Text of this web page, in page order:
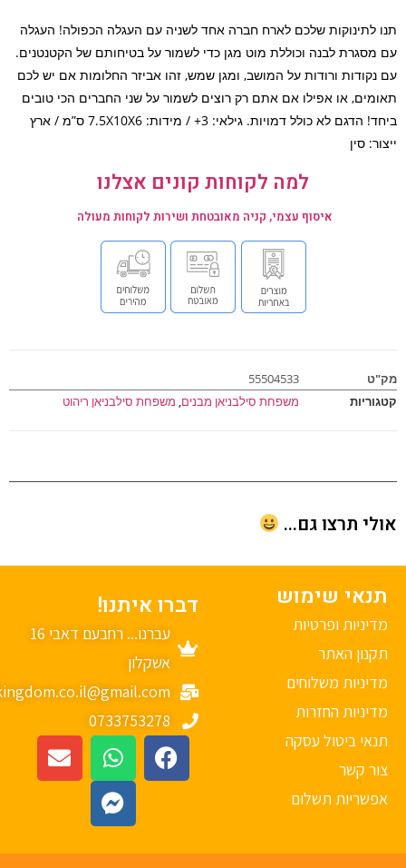
לתינוקות שלכם לארח חברה אחד לשניה עם העגלה הכפולה! העגלה
לבנה וכוללת מוט מגן כדי לשמור על בטיחותם של הקטנטנים.
ורודות על המושב, ומגן שמש, זהו אביזר החלומות אם יש לכם
או אפילו אם אתם רק רוצים לשמור על שני החברים הכי טובים
ביחד! הדגם לא כולל דמויות. גילאי: 3+ / מידות: 7.5X10X6 ס”מ / ארץ
סין
למה לקוחות קונים אצלנו
איסוף עצמי, קניה מאובטחת ושירות לקוחות מעולה
55504533
משפחת סילבניאן מבנים,משפחת סילבניאן ריהוט
תרצו גם...
שימוש
ופרטיות
האתר
משלוחים
החזרות
ביטול עסקה
קשר
תשלום
דברו איתנו!
עברנו... רחבעם דאבי 16
אשקלון
mykingdom.co.il@gmail.com
0733753278